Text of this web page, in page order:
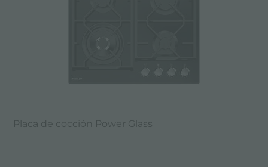
Placa de cocción Power Glass